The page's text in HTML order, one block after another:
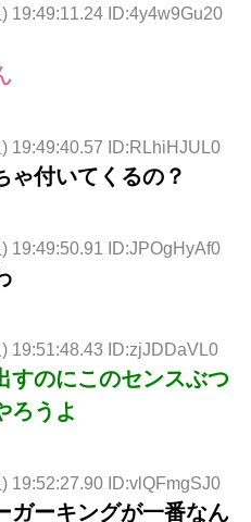
19:49:11.24 ID:4y4w9Gu20
19:49:40.57 ID:RLhiHJUL0
ゃ付いてくるの？
19:49:50.91 ID:JPOgHyAf0
19:51:48.43 ID:zjJDDaVL0
すのにこのセンスぶつ
ろうよ
19:52:27.90 ID:vlQFmgSJ0
ガーキングが一番なん